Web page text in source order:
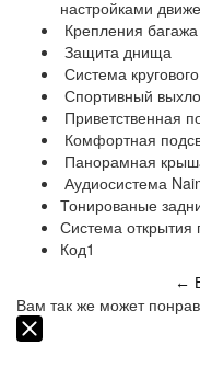
настройками
Крепления багажа
Защита днища
Система
Спортивный
Приветственная
Комфортная
Панорамная
Аудиосистема
Тонированые
Система открытия
Код1
←
Вам так же может